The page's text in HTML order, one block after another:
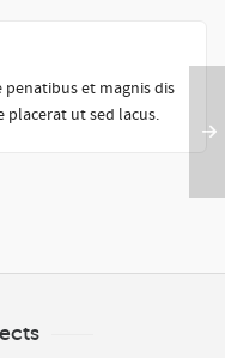
et magnis dis
ut sed lacus.